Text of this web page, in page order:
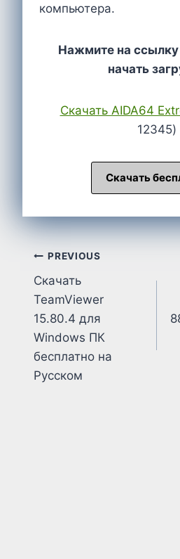
компьютера.
Нажмите на
начать
Cкачать AIDA64
12345)
Скачать
Post
navigation
PREVIOUS
Скачать
TeamViewer
15.80.4 для
Windows ПК
бесплатно на
Русском